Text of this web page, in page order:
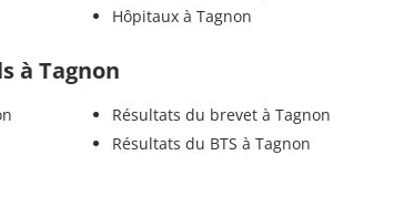
Hôpitaux à Tagnon
à Tagnon
Résultats du brevet à Tagnon
Résultats du BTS à Tagnon